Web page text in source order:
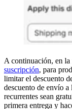
A continuación, en la
suscripción, para
limitar el descuento
descuento de envío a
recurrentes sean
primera entrega y